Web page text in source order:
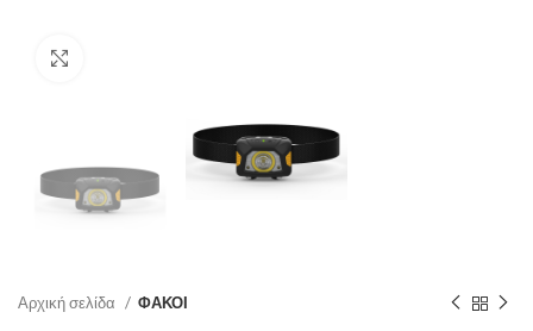
Αρχική σελίδα ΦΑΚΟΙ